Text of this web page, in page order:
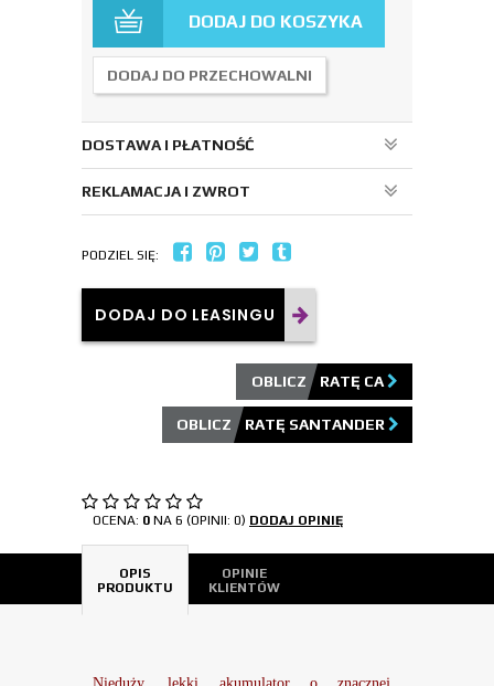
DODAJ DO KOSZYKA
DODAJ DO PRZECHOWALNI
DOSTAWA I PŁATNOŚĆ
REKLAMACJA I ZWROT
PODZIEL SIĘ:
DODAJ DO LEASINGU
OBLICZ RATĘ CA
OBLICZ RATĘ SANTANDER
OCENA: 0 NA 6 (OPINII: 0) DODAJ OPINIĘ
OPIS
PRODUKTU
OPINIE
KLIENTÓW